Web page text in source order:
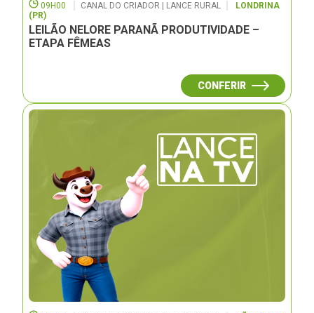
09H00 CANAL DO CRIADOR | LANCE RURAL
LONDRINA
(PR)
LEILÃO NELORE PARANÃ PRODUTIVIDADE –
ETAPA FÊMEAS
CONFERIR